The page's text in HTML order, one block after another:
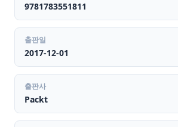
9781783551811
출판일
2017-12-01
출판사
Packt